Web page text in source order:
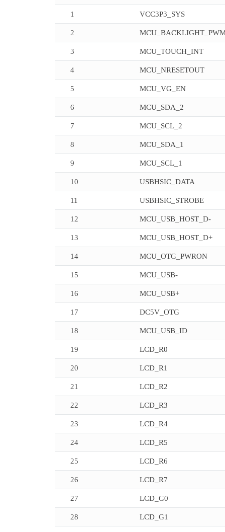
1 VCC3P3_SYS
2
3 MCU_TOUCH_INT
4 MCU_NRESETOUT
5 MCU_VG_EN
6 MCU_SDA_2
7 MCU_SCL_2
8 MCU_SDA_1
9 MCU_SCL_1
10 USBHSIC_DATA
11 USBHSIC_STROBE
12 MCU_USB_HOST_D-
13 MCU_USB_HOST_D+
14 MCU_OTG_PWRON
15 MCU_USB-
16 MCU_USB+
17 DC5V_OTG
18 MCU_USB_ID
19 LCD_R0
20 LCD_R1
21 LCD_R2
22 LCD_R3
23 LCD_R4
24 LCD_R5
25 LCD_R6
26 LCD_R7
27 LCD_G0
28 LCD_G1